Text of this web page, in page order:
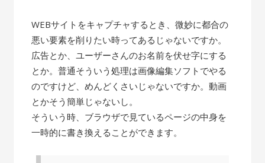
WEBサイトをキャプチャするとき、微妙に都合の
悪い要素を削りたい時ってあるじゃないですか。
広告とか、ユーザーさんのお名前を伏せ字にする
とか。普通そういう処理は画像編集ソフトでやる
のですけど、めんどくさいじゃないですか。動画
とかそう簡単じゃないし。
そういう時、ブラウザで見ているページの中身を
一時的に書き換えることができます。